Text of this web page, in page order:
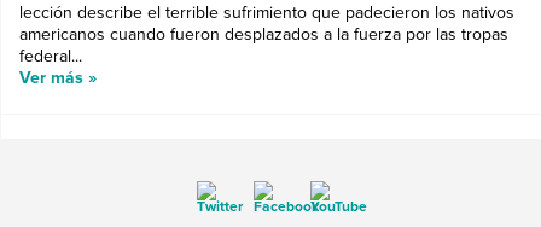
lección describe el terrible sufrimiento que padecieron los nativos
americanos cuando fueron desplazados a la fuerza por las tropas
federal...
Ver más »